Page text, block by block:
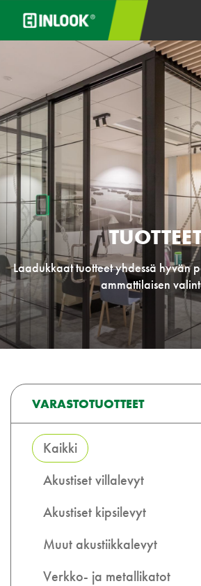
Laadukkaat tuotteet yhdessä hyvän
ammattilaisen
VARASTOTUOTTEET
Kaikki
Akustiset villalevyt
Akustiset kipsilevyt
Muut akustiikkalevyt
Verkko- ja metallikatot